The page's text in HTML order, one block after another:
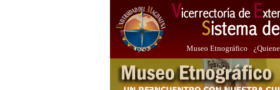
Museo Etnográfico